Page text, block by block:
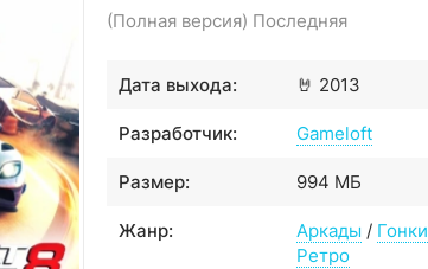
(Полная версия) Последняя
🤘
Дата выхода: 2013
Разработчик: Gameloft
Размер: 994 МБ
Жанр: Аркады / Гонки
Ретро